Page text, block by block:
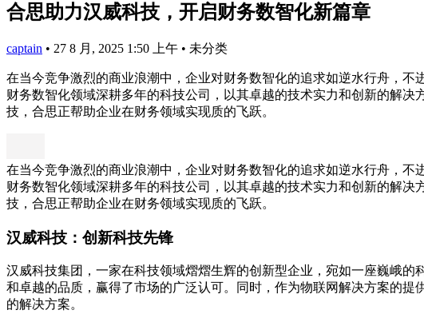
合思助力汉威科技，开启财务数智化新篇章
captain • 27 8 月, 2025 1:50 上午 • 未分类
在当今竞争激烈的商业浪潮中，企业对财务数智化的追求如逆水行舟，
财务数智化领域深耕多年的科技公司，以其卓越的技术实力和创新的解
技，合思正帮助企业在财务领域实现质的飞跃。
在当今竞争激烈的商业浪潮中，企业对财务数智化的追求如逆水行舟，
财务数智化领域深耕多年的科技公司，以其卓越的技术实力和创新的解
技，合思正帮助企业在财务领域实现质的飞跃。
汉威科技：创新科技先锋
汉威科技集团，一家在科技领域熠熠生辉的创新型企业，宛如一座巍峨
和卓越的品质，赢得了市场的广泛认可。同时，作为物联网解决方案的
的解决方案。